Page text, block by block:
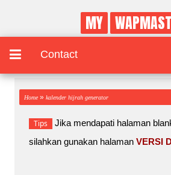
MY
Contact
Home » kalender hijrah generator
Tips
Jika mendapati halaman
silahkan gunakan halaman VERSI